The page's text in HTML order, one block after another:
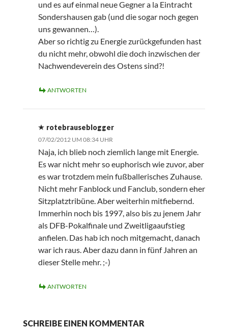
und es auf einmal neue Gegner a la Eintracht
Sondershausen gab (und die sogar noch gegen
uns gewannen…).
Aber so richtig zu Energie zurückgefunden hast
du nicht mehr, obwohl die doch inzwischen der
Nachwendeverein des Ostens sind?!
ANTWORTEN
rotebrauseblogger
07/02/2012 UM 08:34 UHR
Naja, ich blieb noch ziemlich lange mit Energie.
Es war nicht mehr so euphorisch wie zuvor, aber
es war trotzdem mein fußballerisches Zuhause.
Nicht mehr Fanblock und Fanclub, sondern eher
Sitzplatztribüne. Aber weiterhin mitfiebernd.
Immerhin noch bis 1997, also bis zu jenem Jahr
als DFB-Pokalfinale und Zweitligaaufstieg
anfielen. Das hab ich noch mitgemacht, danach
war ich raus. Aber dazu dann in fünf Jahren an
dieser Stelle mehr. ;-)
ANTWORTEN
SCHREIBE EINEN KOMMENTAR